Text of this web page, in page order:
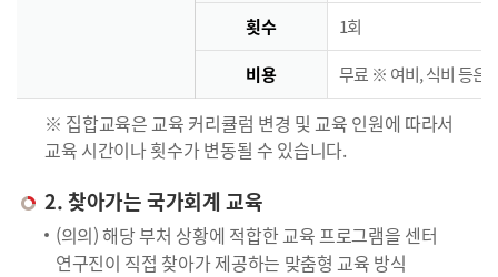
횟수 1회
비용 무료 ※ 여비, 식비 등은
※ 집합교육은 교육 커리큘럼 변경 및 교육 인원에 따라서
교육 시간이나 횟수가 변동될 수 있습니다.
2. 찾아가는 국가회계 교육
(의의) 해당 부처 상황에 적합한 교육 프로그램을 센터
연구진이 직접 찾아가 제공하는 맞춤형 교육 방식